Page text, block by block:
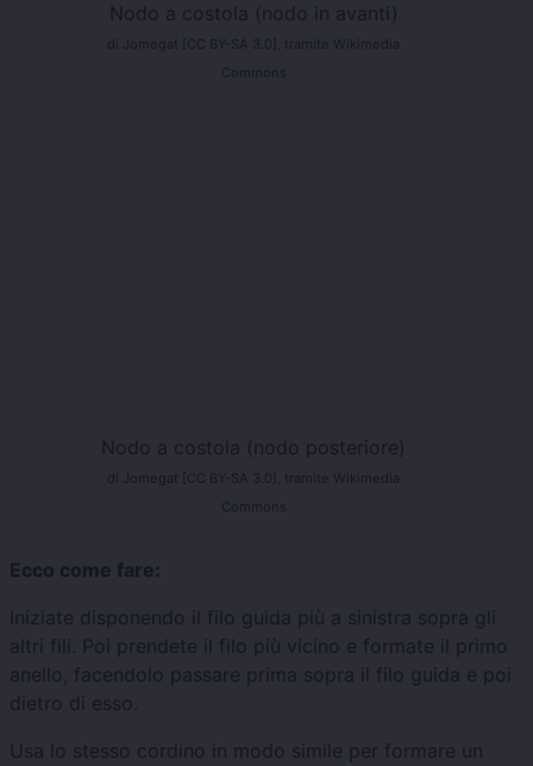
Nodo a costola (nodo in avanti)
di Jomegat [CC BY-SA 3.0], tramite Wikimedia
Commons
Nodo a costola (nodo posteriore)
di Jomegat [CC BY-SA 3.0], tramite Wikimedia
Commons
Ecco come fare:
Iniziate disponendo il filo guida più a sinistra sopra gli
altri fili. Poi prendete il filo più vicino e formate il primo
anello, facendolo passare prima sopra il filo guida e poi
dietro di esso.
Usa lo stesso cordino in modo simile per formare un